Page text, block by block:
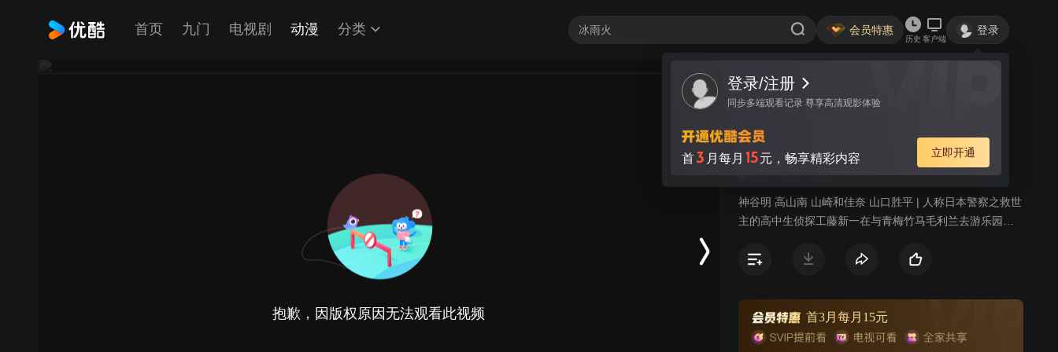
首页 九门 电视剧 动漫 分类 会员特惠
历史 客户端
登录
登录/注册
同步多端观看记录 尊享高清观影体验
首3 月每月 15元，畅享精彩内容 立即开通
抱歉，因版权原因无法观看此视频
视频 讨论
名侦探柯南 漫画剧情篇
冒险
神谷明 高山南 山崎和佳奈 山口胜平 | 人称日本警察之救世
主的高中生侦探工藤新一在与青梅竹马毛利兰去游乐园游
尾随跟踪，并目睹了黑衣人正在进行可疑交易。不料，却
续追踪黑衣人及其成员，情急之下，工藤新一受到《福尔
摩斯》的作者“阿瑟·柯南·道尔”和“江户川乱步”名字的启
首3月每月15元